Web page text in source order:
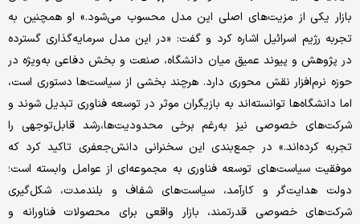
بازار یکی از مزیت‌های اصلی این مدل محسوب می‌شود.» او همچنین به
تجربه رژیم اسرائیل اشاره کرد و گفت: «در این مدل سرمایه‌گذاری گسترده
در پژوهش و پیوند عمیق میان دانشگاه، صنعت و بخش دفاعی به‌ویژه در
حوزه نرم‌افزار نقش محوری دارد. هرچند بخشی از سیاست‌ها دستوری است،
اما دانشگاه‌ها توانسته‌اند به بازیگران موثر در توسعه فناوری تبدیل شوند و
شرکت‌های خصوصی نیز به‌رغم برخی محدودیت‌ها،رشد قابل‌توجهی را
تجربه کرده‌اند.» در جمع‌بندی این سخنرانی دانش‌جعفری تاکید کرد که
موفقیت سیاست‌های توسعه فناوری به مجموعه‌ای از عوامل وابسته است؛
دولت هدایت‌گر و کارآمد، سیاست‌های شفاف و بلندمدت، شکل‌گیری
شرکت‌های خصوصی قدرتمند، بازار واقعی برای محصولات فناورانه و